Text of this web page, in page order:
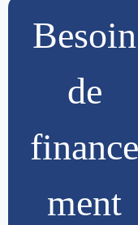
Besoin
de
finance
ment